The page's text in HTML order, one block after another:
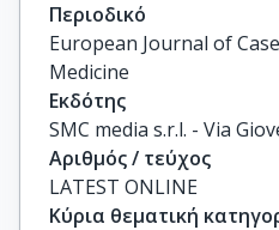
Περιοδικό
European Journal of
Medicine
Εκδότης
SMC media s.r.l. - Via
Αριθμός / τεύχος
LATEST ONLINE
Κύρια θεματική